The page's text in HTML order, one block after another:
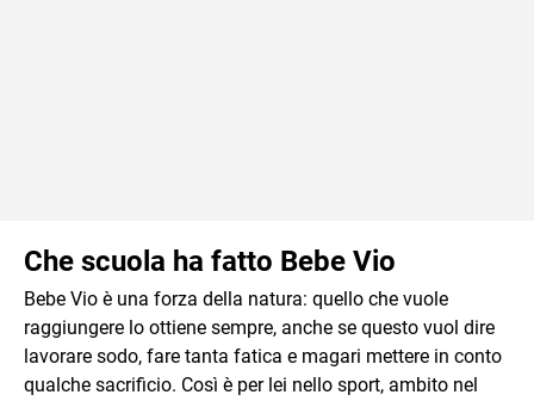
Che scuola ha fatto Bebe Vio
Bebe Vio è una forza della natura: quello che vuole
raggiungere lo ottiene sempre, anche se questo vuol dire
lavorare sodo, fare tanta fatica e magari mettere in conto
qualche sacrificio. Così è per lei nello sport, ambito nel